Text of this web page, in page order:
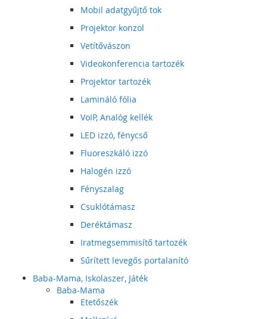
Mobil adatgyűjtő tok
Projektor konzol
Vetítővászon
Videokonferencia tartozék
Projektor tartozék
Lamináló fólia
VoIP, Analóg kellék
LED izzó, fénycső
Fluoreszkáló izzó
Halogén izzó
Fényszalag
Csuklótámasz
Deréktámasz
Iratmegsemmisítő tartozék
Sűrített levegős portalanító
Baba-Mama, Iskolaszer, Játék
Baba-Mama
Etetőszék